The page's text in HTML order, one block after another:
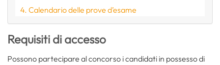
Calendario delle prove d’esame
Requisiti di accesso
Possono partecipare al concorso i candidati in possesso di